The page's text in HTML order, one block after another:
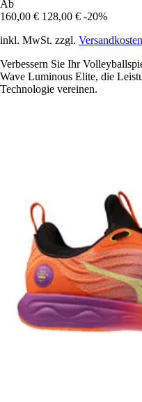
Ab
160,00 € 128,00 € -20%
inkl. MwSt. zzgl. Versandkosten
Verbessern Sie Ihr
Wave Luminous Elite, die
Technologie vereinen.